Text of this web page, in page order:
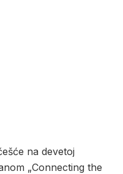
na devetoj
„Connecting the